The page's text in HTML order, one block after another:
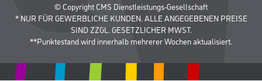
© Copyright CMS Dienstleistungs-Gesellschaft
* NUR FÜR GEWERBLICHE KUNDEN. ALLE ANGEGEBENEN PREISE
SIND ZZGL. GESETZLICHER MWST.
**Punktestand wird innerhalb mehrerer Wochen aktualisiert.